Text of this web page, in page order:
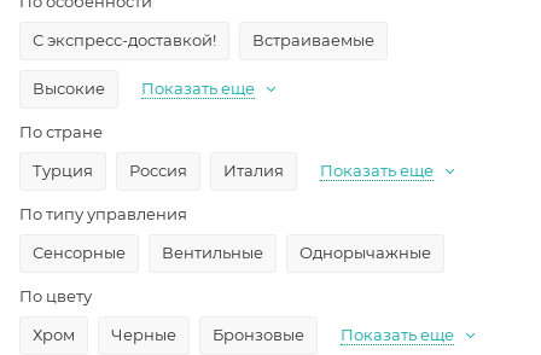
С экспресс-доставкой!
Встраиваемые
Высокие Показать еще
По стране
Турция
Россия Италия Показать еще
По типу управления
Сенсорные
Вентильные Однорычажные
По цвету
Хром
Черные Бронзовые Показать еще